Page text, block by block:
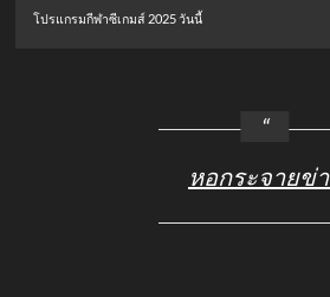
โปรแกรมกีฬาซีเกมส์ 2025 วันนี้
หอกระจายข่